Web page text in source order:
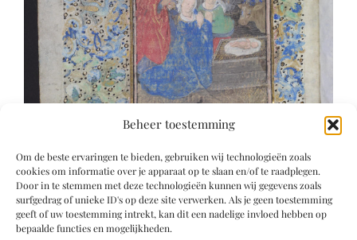
Beheer toestemming
Om de beste ervaringen te bieden, gebruiken wij technologieën zoals
cookies om informatie over je apparaat op te slaan en/of te raadplegen.
Door in te stemmen met deze technologieën kunnen wij gegevens zoals
surfgedrag of unieke ID's op deze site verwerken. Als je geen toestemming
geeft of uw toestemming intrekt, kan dit een nadelige invloed hebben op
bepaalde functies en mogelijkheden.